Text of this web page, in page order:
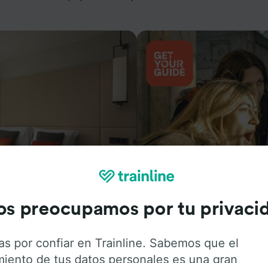
Actividades
preocupamos por tu
por confiar en Trainline. Sabemos que el
de tus datos personales es una gran